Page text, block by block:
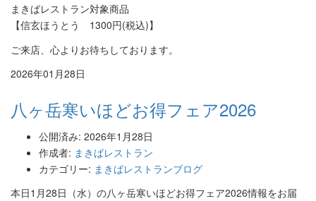
まきばレストラン対象商品
【信玄ほうとう 1300円(税込)】
ご来店、心よりお待ちしております。
2026年01月28日
八ヶ岳寒いほどお得フェア2026
公開済み: 2026年1月28日
作成者: まきばレストラン
カテゴリー: まきばレストランブログ
本日1月28日（水）の八ヶ岳寒いほどお得フェア2026情報をお届